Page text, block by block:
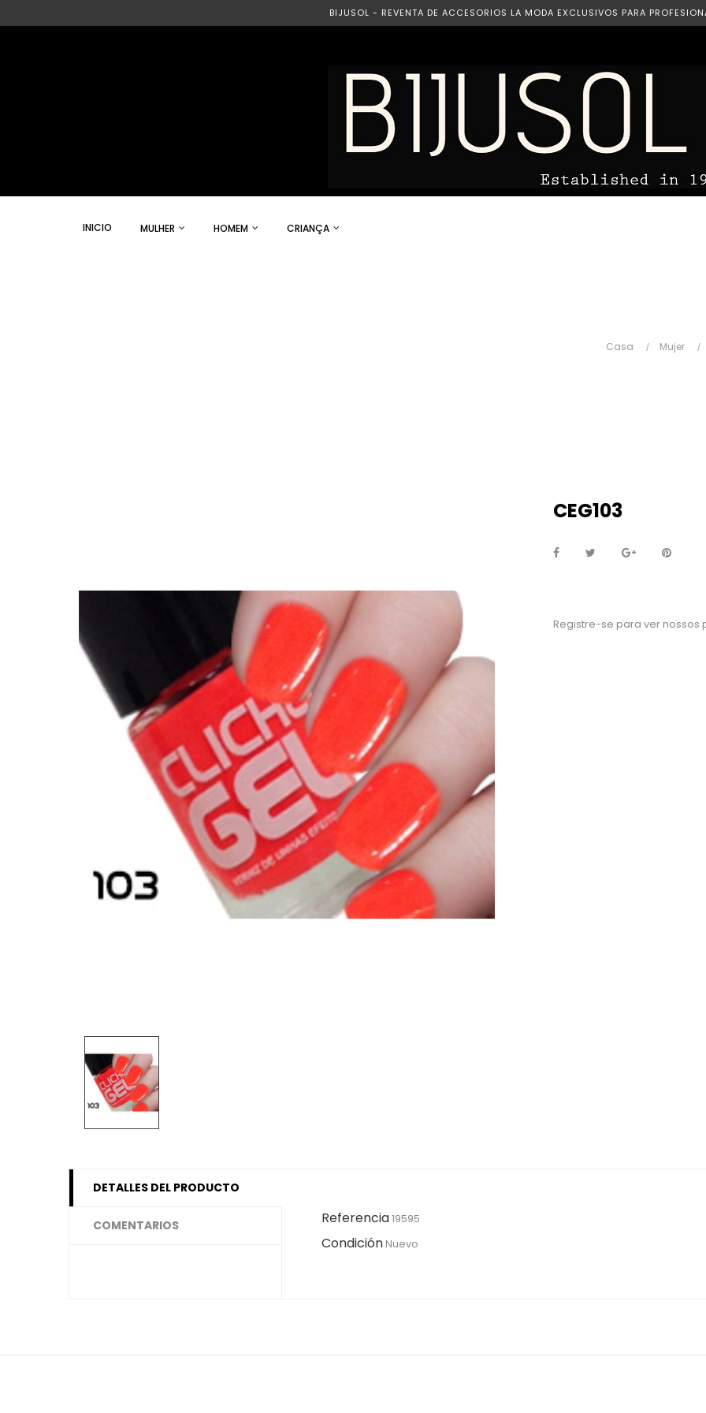
BIJUSOL - REVENTA DE ACCESORIOS LA MODA EXCLUSIVOS PARA
INICIO MULHER HOMEM CRIANÇA
Casa Mujer
CEG103
Registre-se para ver nossos
DETALLES DEL PRODUCTO
COMENTARIOS Referencia19595
Condición Nuevo